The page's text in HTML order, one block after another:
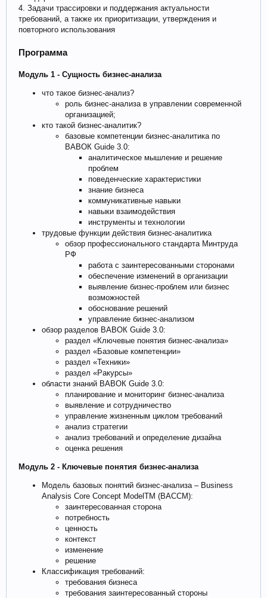
4. Задачи трассировки и поддержания актуальности
требований, а также их приоритизации, утверждения и
повторного использования
Программа
Модуль 1 - Сущность бизнес-анализа
что такое бизнес-анализ?
роль бизнес-анализа в управлении современной
организацией;
кто такой бизнес-аналитик?
базовые компетенции бизнес-аналитика по
ВАВОК Guide 3.0:
аналитическое мышление и решение
проблем
поведенческие характеристики
знание бизнеса
коммуникативные навыки
навыки взаимодействия
инструменты и технологии
трудовые функции действия бизнес-аналитика
обзор профессионального стандарта Минтруда
РФ
работа с заинтересованными сторонами
обеспечение изменений в организации
выявление бизнес-проблем или бизнес
возможностей
обоснование решений
управление бизнес-анализом
обзор разделов ВАВОК Guide 3.0:
раздел «Ключевые понятия бизнес-анализа»
раздел «Базовые компетенции»
раздел «Техники»
раздел «Ракурсы»
области знаний ВАВОК Guide 3.0:
планирование и мониторинг бизнес-анализа
выявление и сотрудничество
управление жизненным циклом требований
анализ стратегии
анализ требований и определение дизайна
оценка решения
Модуль 2 - Ключевые понятия бизнес-анализа
Модель базовых понятий бизнес-анализа – Business
Analysis Core Concept ModelТМ (BACCM):
заинтересованная сторона
потребность
ценность
контекст
изменение
решение
Классификация требований:
требования бизнеса
требования заинтересованный стороны